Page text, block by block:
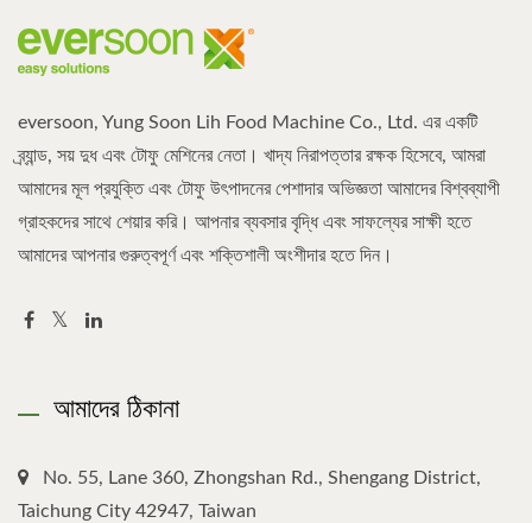
eversoon, Yung Soon Lih Food Machine Co., Ltd. এর একটি
ব্র্যান্ড, সয় দুধ এবং টোফু মেশিনের নেতা। খাদ্য নিরাপত্তার রক্ষক হিসেবে, আমরা
আমাদের মূল প্রযুক্তি এবং টোফু উৎপাদনের পেশাদার অভিজ্ঞতা আমাদের বিশ্বব্যাপী
গ্রাহকদের সাথে শেয়ার করি। আপনার ব্যবসার বৃদ্ধি এবং সাফল্যের সাক্ষী হতে
আমাদের আপনার গুরুত্বপূর্ণ এবং শক্তিশালী অংশীদার হতে দিন।
আমাদের ঠিকানা
No. 55, Lane 360, Zhongshan Rd., Shengang District,
Taichung City 42947, Taiwan